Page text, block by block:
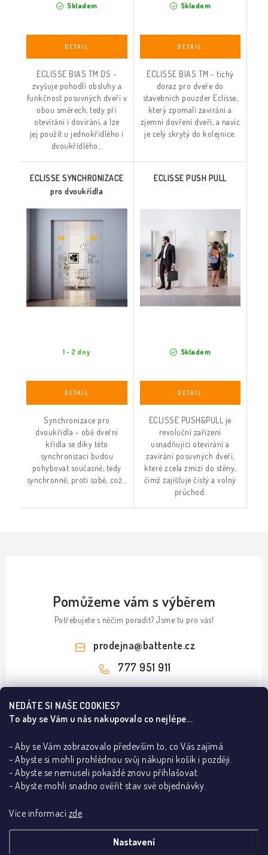
NEDÁTE SI NAŠE COOKIES?
To aby se Vám u nás nakupovalo co nejlépe...
- Aby se Vám zobrazovalo především to, co Vás zajímá.
- Abyste si mohli prohlédnou svůj nákupní košík i později.
- Abyste se nemuseli pokaždé znovu přihlašovat.
- Abyste mohli snadno ověřit stav své objednávky.
Více informací zde.
Nastavení
Skladem
ECLISSE BIAS TM DS -
zvyšuje pohodlí obsluhy a
funkčnost posuvných dveří v
obou směrech, tedy při
otevírání i dovírání, a lze
jej použít u jednokřídlého i
dvoukřídlého...
Skladem
ECLISSE BIAS TM - tichý
doraz pro dveře do
stavebních pouzder Eclisse,
který zpomalí zavírání a
zjemní dovření dveří, a navíc
je celý skrytý do kolejnice.
ECLISSE SYNCHRONIZACE
pro dvoukřídla
1 - 2 dny
Synchronizace pro
dvoukřídla - obě dveřní
křídla se díky této
synchronizaci budou
pohybovat současně, tedy
synchronně, proti sobě, což...
ECLISSE PUSH PULL
Skladem
ECLISSE PUSH&PULL je
revoluční zařízení
usnadňující otevírání a
zavírání posuvných dveří,
které zcela zmizí do stěny,
čímž zajišťuje čistý a volný
průchod.
Pomůžeme vám s výběrem
Potřebujete s něčím poradit? Jsme tu pro vás!
prodejna@battente.cz
777 951 911
Z
Informace pro vás
B2B
REALIZACE
Kontakty
Proč s námi
Vrácení, výměna zboží
Ze světa dveří a podlah
Dřevěné podlahy v Praze – ESCO a BARLINEK
Lakované dveře dle RAL dodají interiéru eleganci
Za pár korun DVEŘE vystřelené do VESMÍRU!
Mýty a fakta o výplních interiérových dveří
Nová kolekce ultramatných podlah - Spirit Soul
Poradna
Jak poznám pravé a levé dveře
Showroom BATTENTE
Stropní lišty Dveřní kování